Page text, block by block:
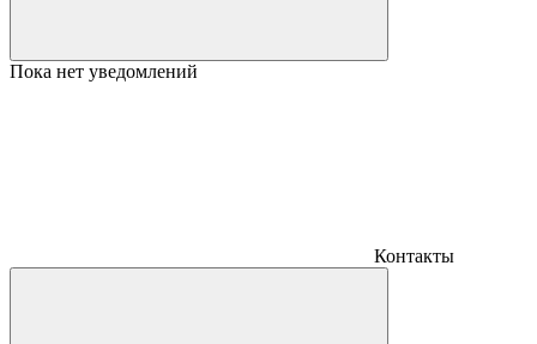
Пока нет уведомлений
Контакты